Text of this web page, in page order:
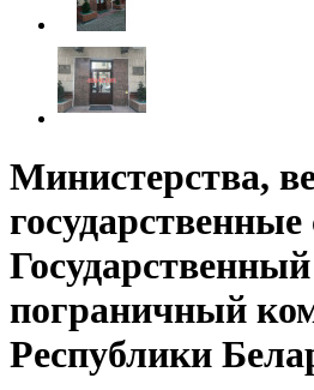
Министерства,
Государственный
пограничный
Республики